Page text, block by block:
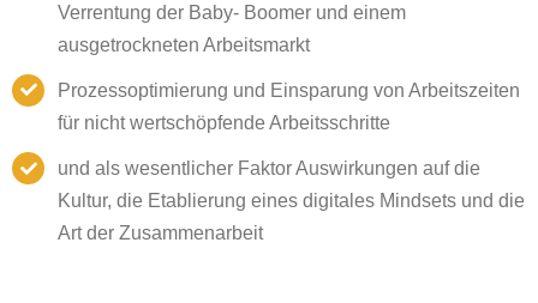
Verrentung der Baby- Boomer und einem
ausgetrockneten Arbeitsmarkt
Prozessoptimierung und Einsparung von Arbeitszeiten
für nicht wertschöpfende Arbeitsschritte
und als wesentlicher Faktor Auswirkungen auf die
Kultur, die Etablierung eines digitales Mindsets und die
Art der Zusammenarbeit